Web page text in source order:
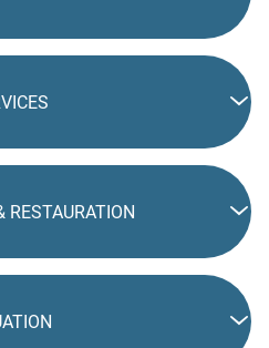
RESTAURATION